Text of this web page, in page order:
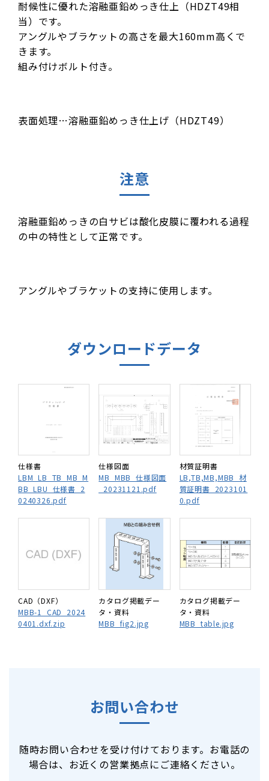
耐候性に優れた溶融亜鉛めっき仕上（HDZT49相
当）です。
アングルやブラケットの高さを最大160mm高くで
きます。
組み付けボルト付き。
表面処理…溶融亜鉛めっき仕上げ（HDZT49）
注意
溶融亜鉛めっきの白サビは酸化皮膜に覆われる過程
の中の特性として正常です。
アングルやブラケットの支持に使用します。
ダウンロードデータ
仕様書
LBM_LB_TB_MB_M
BB_LBU_仕様書_2
0240326.pdf
仕様図面
MB_MBB_仕様図面
_20231121.pdf
材質証明書
LB,TB,MB,MBB_材
質証明書_2023101
0.pdf
CAD（DXF）
MBB-1_CAD_2024
0401.dxf.zip
カタログ掲載デー
タ・資料
MBB_fig2.jpg
カタログ掲載デー
タ・資料
MBB_table.jpg
お問い合わせ
随時お問い合わせを受け付けております。お電話の
場合は、お近くの営業拠点にご連絡ください。